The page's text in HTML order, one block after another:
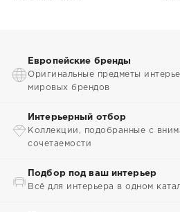
Европейские бренды
Оригинальные предметы
мировых брендов
Интерьерный отбор
Коллекции, подобранные с
сочетаемости
Подбор под ваш интерьер
Всё для интерьера в одном